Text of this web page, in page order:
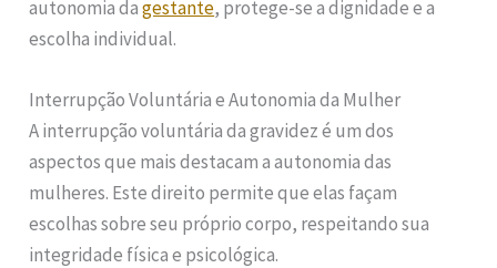
autonomia dagestante, protege-se a dignidade e a
escolha individual.
Interrupção Voluntária e Autonomia da Mulher
A interrupção voluntária da gravidez é um dos
aspectos que mais destacam a autonomia das
mulheres. Este direito permite que elas façam
escolhas sobre seu próprio corpo, respeitando sua
integridade física e psicológica.